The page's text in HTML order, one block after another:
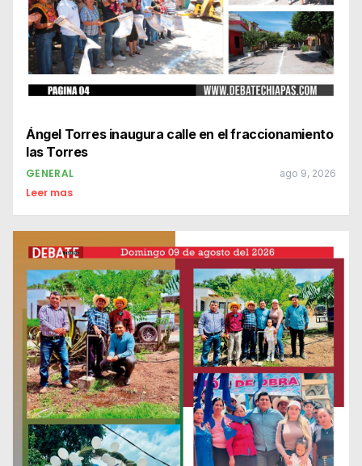
Ángel Torres inaugura calle en el fraccionamiento
las Torres
GENERAL ago 9, 2026
Leer mas